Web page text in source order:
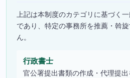
上記は本制度のカテゴリに基づく
であり、特定の事務所を推薦・斡
ん。
行政書士
官公署提出書類の作成・代理提